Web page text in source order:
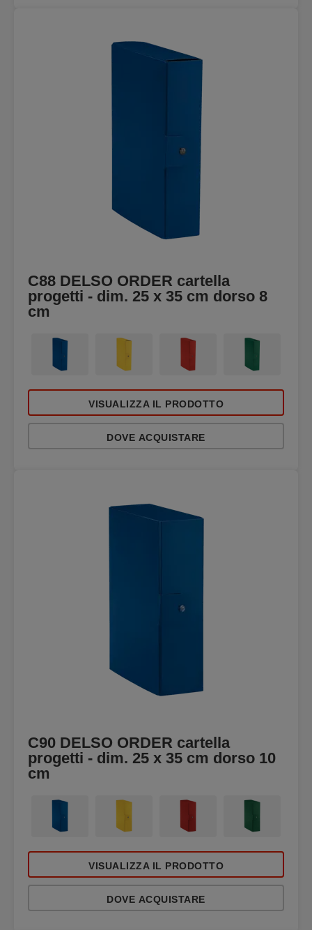
C88 DELSO ORDER cartella
progetti - dim. 25 x 35 cm dorso 8
cm
VISUALIZZA IL PRODOTTO
DOVE ACQUISTARE
C90 DELSO ORDER cartella
progetti - dim. 25 x 35 cm dorso 10
cm
VISUALIZZA IL PRODOTTO
DOVE ACQUISTARE